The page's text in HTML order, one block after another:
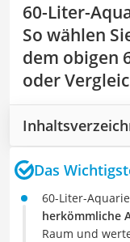
60-Liter-
So wählen
dem obigen
oder
Das
60-Liter-
herkömmliche
Raum und